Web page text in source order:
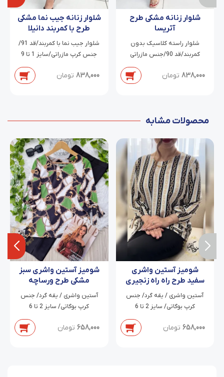
شلوار زنانه مشکی طرح
آتریسا
شلوار راسته کلاسیک بدون
کمربند/قد 90/جنس مازراتی
838,000 تومان
شلوار زنانه جیب نما مشکی
طرح با کمربند دانیلا
شلوار جیب نما با کمربند/قد 91/
جنس کرپ مازراتی/سایز 1 تا 9
838,000 تومان
محصولات مشابه
شومیز آستین واشری
سفید طرح راه راه زنجیری
آتوسا
آستین واشری / یقه گرد/ جنس
کرپ بوگاتی/ سایز 2 تا 6
658,000 تومان
شومیز آستین واشری سبز
مشکی طرح ورساچه
زنجیری
آستین واشری / یقه گرد/ جنس
کرپ بوگاتی/ سایز 2 تا 6
658,000 تومان